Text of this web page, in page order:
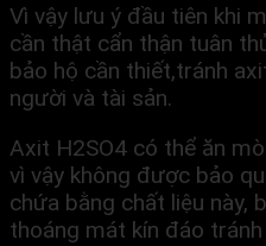
Vì vậy lưu ý đầu tiên khi
cần thật cẩn thận tuân
bảo hộ cần thiết,tránh
người và tài sản.
Axit H2SO4 có thể ăn
vì vậy không được bảo
chứa bằng chất liệu này,
thoáng mát kín đáo